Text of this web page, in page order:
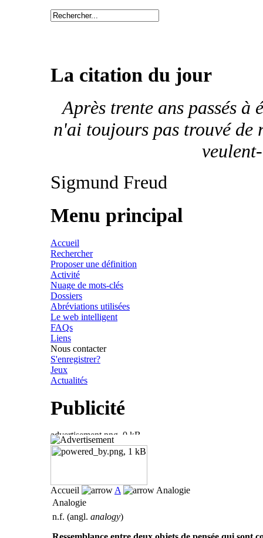
La citation du jour
Après trente ans passés
n'ai toujours pas trouvé de
Sigmund Freud
Menu principal
Accueil
Rechercher
Proposer une définition
Activité
Nuage de mots-clés
Dossiers
Abréviations utilisées
Le web intelligent
FAQs
Liens
Nous contacter
S'enregistrer?
Jeux
Actualités
Publicité
Accueil A
Analogie
Analogie
n.f. (angl. analogy)